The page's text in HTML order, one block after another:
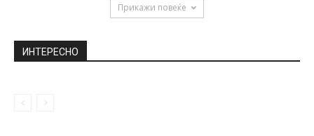
Прикажи повеќе
ИНТЕРЕСНО